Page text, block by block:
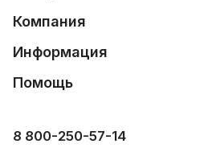
Компания
Информация
Помощь
8 800-250-57-14